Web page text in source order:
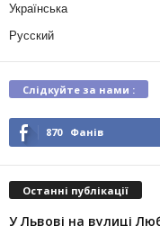
Українська
Русский
Слідкуйте за нами :
870 Фанів
Останні публікації
У Львові на вулиці